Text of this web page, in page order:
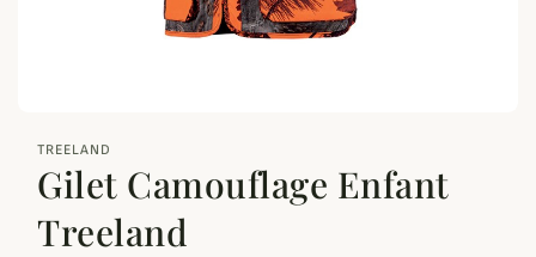
TREELAND
Gilet Camouflage Enfant
Treeland